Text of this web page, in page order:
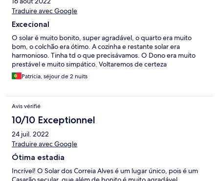
Traduire avec Google
Excecional
O solar é muito bonito, super agradável, o quarto era muito
bom, o colchão era ótimo. A cozinha e restante solar era
harmonioso. Tinha td o que precisávamos. O Dono era muito
prestável e muito simpático. Voltaremos de certeza
Patricia, séjour de 2 nuits
Avis vérifié
10/10 Exceptionnel
24 juil. 2022
Traduire avec Google
Ótima estadia
Incrível! O Solar dos Correia Alves é um lugar único, pois é um